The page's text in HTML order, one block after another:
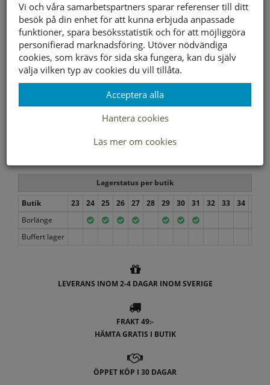
ENDAST I BUTIK
Lagerstatus per butik
Butik
23 24 25 26 27 28 29 30 31 32 33 34
Borlänge
Buffert lager
LEVERANS INOM 2-4 DAGAR INOM SVERIGE
FRAKT 49:-
HÄMTA GRATIS I BUTIK
ÖPPET KÖP I 30 DAGAR
Vi och våra samarbetspartners sparar referenser till ditt
besök på din enhet för att kunna erbjuda anpassade
funktioner, spara besöksstatistik och för att möjliggöra
personifierad marknadsföring. Utöver nödvändiga
cookies, som krävs för sida ska fungera, kan du själv
välja vilken typ av cookies du vill tillåta.
Acceptera alla
Hantera cookies
Läs mer om cookies